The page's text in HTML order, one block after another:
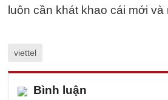
luôn cần khát khao cái mới
viettel
Bình luận